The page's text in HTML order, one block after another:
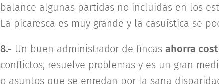
balance algunas partidas no incluidas en los
La picaresca es muy grande y la casuística se
8.- Un buen administrador de fincas ahorra
conflictos, resuelve problemas y es un gran
o asuntos que se enredan por la sana